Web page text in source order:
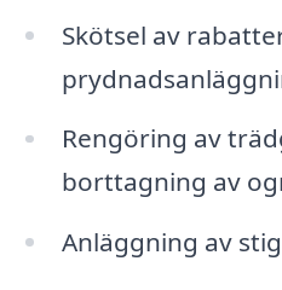
Skötsel av
Rengöring av
borttagning av
Anläggning av